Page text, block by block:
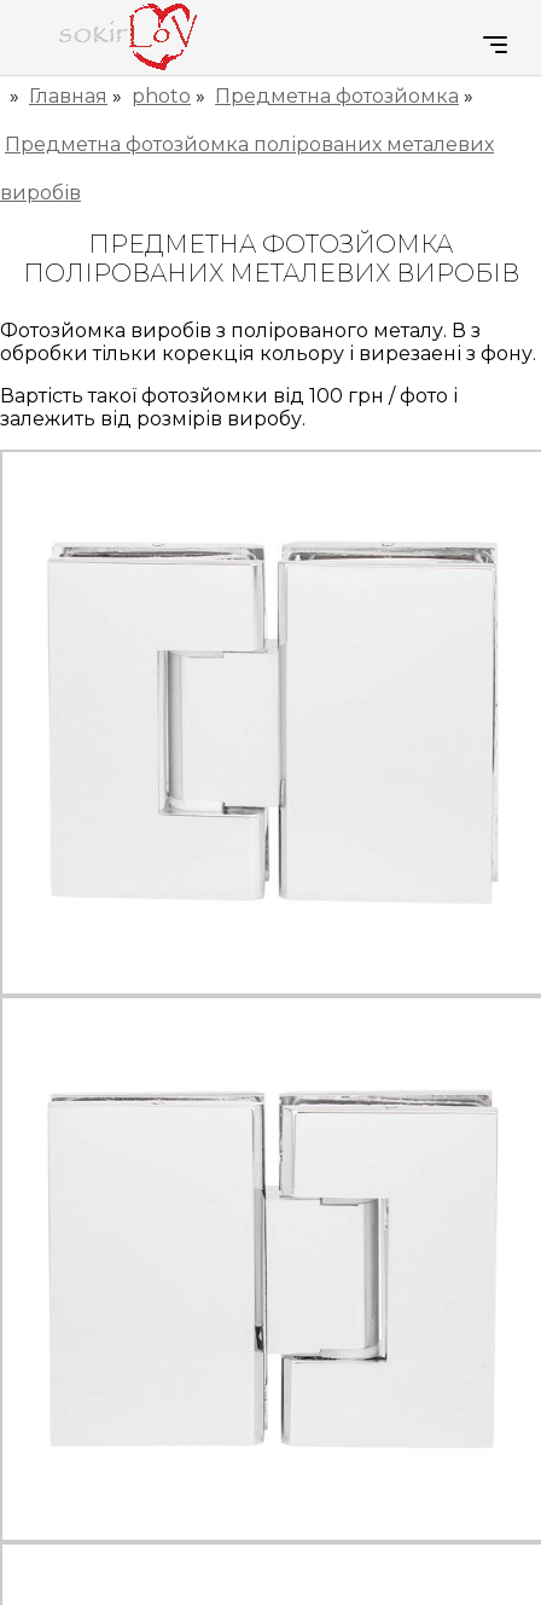
» Главная » photo » Предметна фотозйомка »
Предметна фотозйомка полірованих металевих
виробів
ПРЕДМЕТНА ФОТОЗЙОМКА
ПОЛІРОВАНИХ МЕТАЛЕВИХ ВИРОБІВ
Фотозйомка виробів з полірованого металу. В з
обробки тільки корекція кольору і вирезаені з фону.
Вартість такої фотозйомки від 100 грн / фото і
залежить від розмірів виробу.